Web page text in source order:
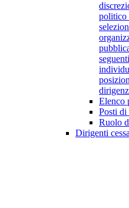
politico
Elenco
Posti
Ruolo
Dirigenti